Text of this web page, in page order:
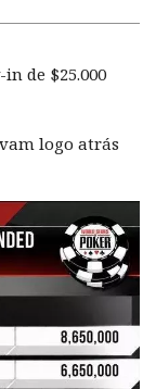
de $25.000
logo atrás